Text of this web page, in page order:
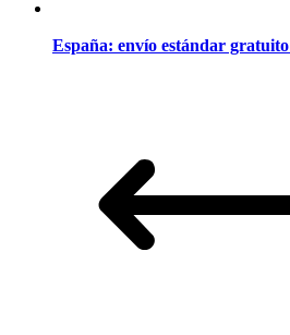
España: envío estándar gratuito